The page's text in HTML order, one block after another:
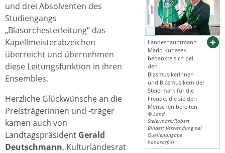
Landeshauptmann
Mario Kunasek
bedankte sich bei
den
Blasmusikerinnen
und Blasmusikern der
Steiermark für die
Freude, die sie den
Menschen bereiten.
© Land
Steiermark/Robert
Binder; Verwendung bei
Quellenangabe
honorarfrei
und drei Absolventen des
Studiengangs
„Blasorchesterleitung“ das
Kapellmeisterabzeichen
überreicht und übernehmen
diese Leitungsfunktion in ihren
Ensembles.
Herzliche Glückwünsche an die
Preisträgerinnen und -träger
kamen auch von
Landtagspräsident Gerald
Deutschmann, Kulturlandesrat